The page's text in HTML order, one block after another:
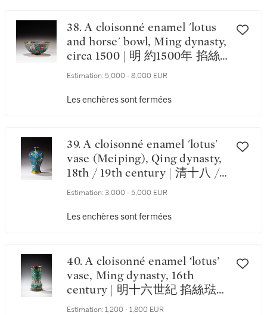
38. A cloisonné enamel 'lotus
and horse' bowl, Ming dynasty,
circa 1500 | 明 約1500年 掐絲
琺瑯海馬紋盌
Estimation: 5,000 - 8,000 EUR
Les enchères sont fermées
39. A cloisonné enamel 'lotus'
vase (Meiping), Qing dynasty,
18th / 19th century | 清十八 /
十九世紀 掐絲琺瑯纏枝蓮紋梅
Estimation: 3,000 - 5,000 EUR
Les enchères sont fermées
40. A cloisonné enamel ‘lotus’
vase, Ming dynasty, 16th
century | 明十六世紀 掐絲琺
瑯纏枝蓮紋箸瓶
Estimation: 1,200 - 1,800 EUR